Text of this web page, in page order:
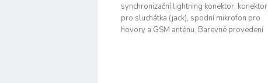
synchronizační lightning konektor, konektor
pro sluchátka (jack), spodní mikrofon pro
hovory a GSM anténu. Barevné provedení